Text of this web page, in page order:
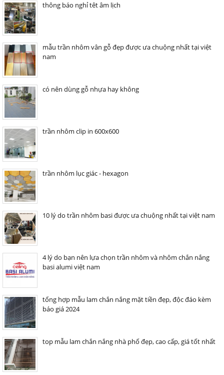
thông báo nghỉ têt âm lịch
mẫu trần nhôm vân gỗ đẹp được ưa chuộng nhất tại việt
nam
có nên dùng gỗ nhựa hay không
trần nhôm clip in 600x600
trần nhôm lục giác - hexagon
10 lý do trần nhôm basi được ưa chuộng nhất tại việt nam
4 lý do bạn nên lựa chọn trần nhôm và nhôm chắn nắng
basi alumi việt nam
tổng hợp mẫu lam chắn nắng mặt tiền đẹp, độc đáo kèm
báo giá 2024
top mẫu lam chắn nắng nhà phố đẹp, cao cấp, giá tốt nhất